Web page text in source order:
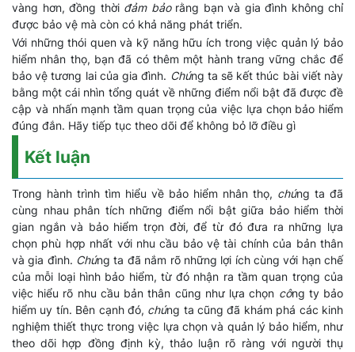
vàng hơn, đồng thờiđảm bảo rằng bạn và gia đình không chỉ
được bảo vệ mà còn có khả năng phát triển.
Với những thói quen và kỹ năng hữu ích trong việc quản lý bảo
hiểm nhân thọ, bạn đã có thêm một hành trang vững chắc để
bảo vệ tương lai của gia đình. Chúng ta sẽ kết thúc bài viết này
bằng một cái nhìn tổng quát về những điểm nổi bật đã được đề
cập và nhấn mạnh tầm quan trọng của việc lựa chọn bảo hiểm
đúng đắn. Hãy tiếp tục theo dõi để không bỏ lỡ điều gì
Kết luận
Trong hành trình tìm hiểu về bảo hiểm nhân thọ, chúng ta đã
cùng nhau phân tích những điểm nổi bật giữa bảo hiểm thời
gian ngắn và bảo hiểm trọn đời, để từ đó đưa ra những lựa
chọn phù hợp nhất với nhu cầu bảo vệ tài chính của bản thân
và gia đình. Chúng ta đã nắm rõ những lợi ích cùng với hạn chế
của mỗi loại hình bảo hiểm, từ đó nhận ra tầm quan trọng của
việc hiểu rõ nhu cầu bản thân cũng như lựa chọn công ty bảo
hiểm uy tín. Bên cạnh đó, chúng ta cũng đã khám phá các kinh
nghiệm thiết thực trong việc lựa chọn và quản lý bảo hiểm, như
theo dõi hợp đồng định kỳ, thảo luận rõ ràng với người thụ